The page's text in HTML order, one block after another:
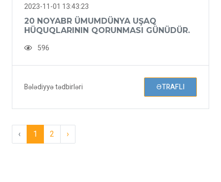
2023-11-01 13:43:23
20 NOYABR ÜMUMDÜNYA UŞAQ
HÜQUQLARININ QORUNMASI GÜNÜDÜR.
596
Bələdiyyə tədbirləri ƏTRAFLI
‹ 1 2 ›